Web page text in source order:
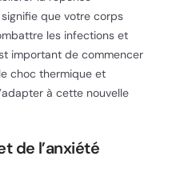
que votre corps
les infections et
important de commencer
choc thermique et
à cette nouvelle
de l’anxiété